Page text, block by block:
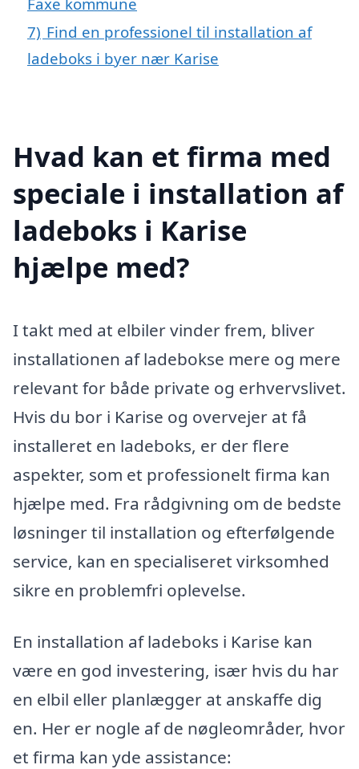
7) Find en professionel til installation af
ladeboks i byer nær Karise
Hvad kan et firma med
speciale i installation af
ladeboks i Karise
hjælpe med?
I takt med at elbiler vinder frem, bliver
installationen af ladebokse mere og mere
relevant for både private og erhvervslivet.
Hvis du bor i Karise og overvejer at få
installeret en ladeboks, er der flere
aspekter, som et professionelt firma kan
hjælpe med. Fra rådgivning om de bedste
løsninger til installation og efterfølgende
service, kan en specialiseret virksomhed
sikre en problemfri oplevelse.
En installation af ladeboks i Karise kan
være en god investering, især hvis du har
en elbil eller planlægger at anskaffe dig
en. Her er nogle af de nøgleområder, hvor
et firma kan yde assistance: